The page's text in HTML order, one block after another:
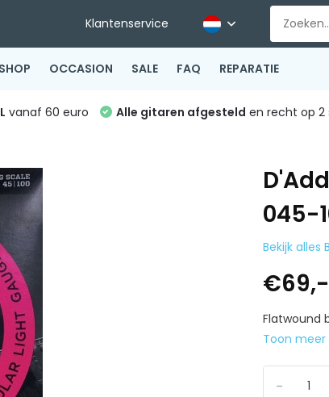
Klantenservice
OCCASION SALE FAQ REPARATIE
vanaf 60 euro Alle gitaren afgesteld en recht op 2
045-
Bekijk alles
€69,-
Flatwound
Toon meer
-